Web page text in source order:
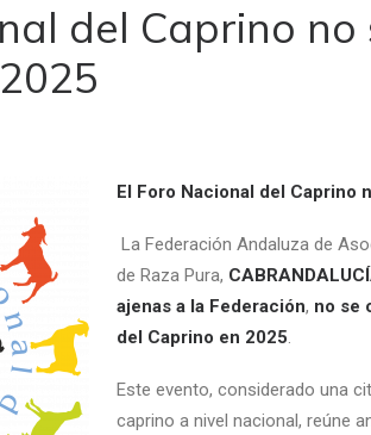
del Caprino no
El Foro Nacional del Caprino
La Federación Andaluza de
de Raza Pura,
ajenas a la Federación, no se
del Caprino en 2025.
Este evento, considerado una
caprino a nivel nacional, reúne